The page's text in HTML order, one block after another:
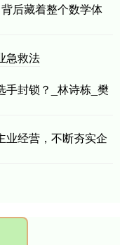
后藏着整个数学体
急救法
手封锁？_林诗栋_樊
业经营，不断夯实企